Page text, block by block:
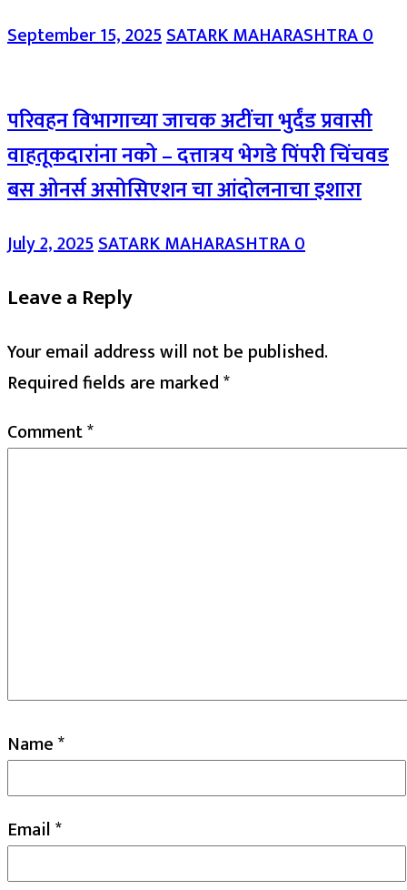
September 15, 2025SATARK MAHARASHTRA0
परिवहन विभागाच्या जाचक अटींचा भुर्दंड प्रवासी
वाहतूकदारांना नको – दत्तात्रय भेगडे पिंपरी चिंचवड
बस ओनर्स असोसिएशन चा आंदोलनाचा इशारा
July 2, 2025SATARK MAHARASHTRA0
Leave a Reply
Your email address will not be published.
Required fields are marked*
Comment*
Name*
Email*